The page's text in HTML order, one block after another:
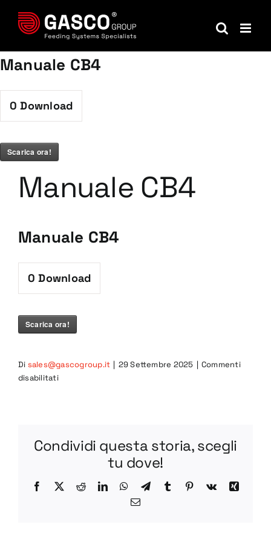
contenuto
Manuale CB4
0 Download
Scarica ora!
Manuale CB4
Manuale CB4
0 Download
Scarica ora!
Di sales@gascogroup.it | 29 Settembre 2025 | Commenti
disabilitatisu
Condividi questa storia, scegli
tu dove!
Facebook
X RedditLinkedInWhatsApp
TelegramTumblr Pinterest
Vk
Xing
Email